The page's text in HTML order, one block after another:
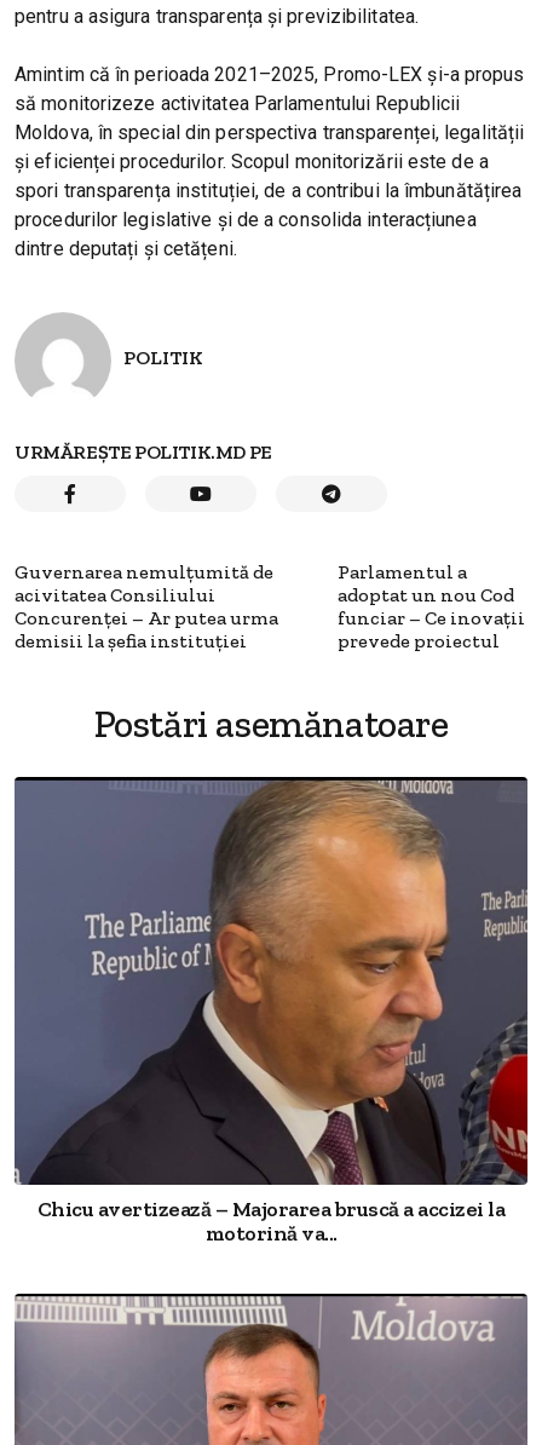
pentru a asigura transparența și previzibilitatea.
Amintim că în perioada 2021–2025, Promo-LEX și-a propus
să monitorizeze activitatea Parlamentului Republicii
Moldova, în special din perspectiva transparenței, legalității
și eficienței procedurilor. Scopul monitorizării este de a
spori transparența instituției, de a contribui la îmbunătățirea
procedurilor legislative și de a consolida interacțiunea
dintre deputați și cetățeni.
POLITIK
URMĂREȘTE POLITIK.MD PE
Guvernarea nemulțumită de
acivitatea Consiliului
Concurenței – Ar putea urma
demisii la șefia instituției
Parlamentul a
adoptat un nou Cod
funciar – Ce inovații
prevede proiectul
Postări asemănatoare
Chicu avertizează – Majorarea bruscă a accizei la
motorină va...